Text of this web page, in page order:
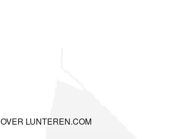
OVER LUNTEREN.COM